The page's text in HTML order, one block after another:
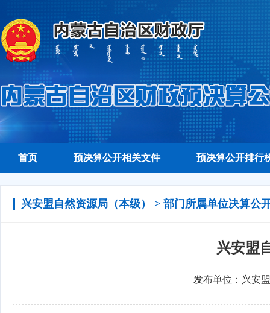
首页 预决算公开相关文件 预决算公开排行
兴安盟自然资源局（本级） > 部门所属单位决算公
兴安盟
发布单位： 兴安